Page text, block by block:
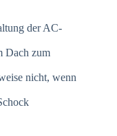
der AC-
Dach zum
nicht, wenn